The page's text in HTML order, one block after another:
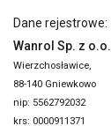
Dane rejestrowe:
Wanrol Sp. z o.o.
Wierzchosławice,
88-140 Gniewkowo
nip: 5562792032
krs: 0000911371